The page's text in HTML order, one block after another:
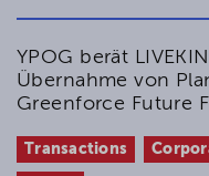
YPOG berät
Übernahme von
Greenforce Future
Transactions